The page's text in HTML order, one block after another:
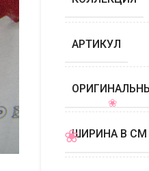
АРТИКУЛ
ШИРИНА В СМ